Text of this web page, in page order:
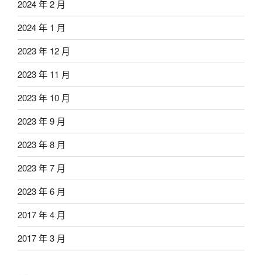
2024 年 2 月
2024 年 1 月
2023 年 12 月
2023 年 11 月
2023 年 10 月
2023 年 9 月
2023 年 8 月
2023 年 7 月
2023 年 6 月
2017 年 4 月
2017 年 3 月